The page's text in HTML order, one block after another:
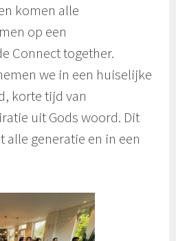
komen alle
op een
Connect together.
we in een huiselijke
korte tijd van
uit Gods woord. Dit
alle generatie en in een